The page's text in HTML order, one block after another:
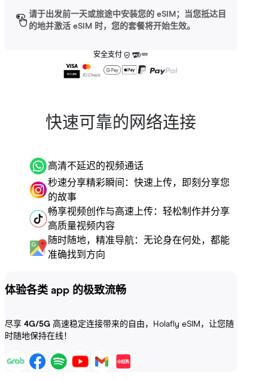
请于出发前一天或旅途中安装您的 eSIM；当您抵达目
的地并激活 eSIM 时，您的套餐将开始生效。
安全支付
快速可靠的网络连接
高清不延迟的视频通话
秒速分享精彩瞬间：快速上传，即刻分享您
的故事
畅享视频创作与高速上传：轻松制作并分享
高质量视频内容
随时随地，精准导航：无论身在何处，都能
准确找到方向
体验各类 app 的极致流畅
尽享 4G/5G 高速稳定连接带来的自由，Holafly eSIM，让您随
时随地保持在线！